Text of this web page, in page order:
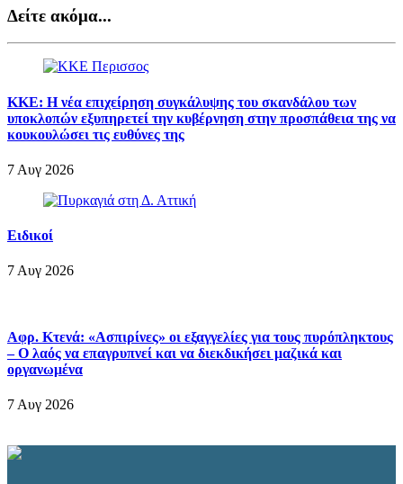
Δείτε ακόμα...
ΚΚΕ: Η νέα επιχείρηση συγκάλυψης του σκανδάλου των
υποκλοπών εξυπηρετεί την κυβέρνηση στην προσπάθεια της να
κουκουλώσει τις ευθύνες της
7 Αυγ 2026
Ειδικοί
7 Αυγ 2026
Αφρ. Κτενά: «Ασπιρίνες» οι εξαγγελίες για τους πυρόπληκτους
– Ο λαός να επαγρυπνεί και να διεκδικήσει μαζικά και
οργανωμένα
7 Αυγ 2026